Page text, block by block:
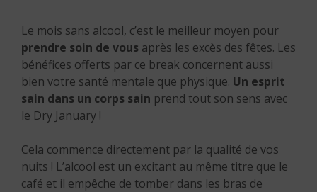
Le mois sans alcool, c’est le meilleur moyen pour
prendre soin de vous après les excès des fêtes. Les
bénéfices offerts par ce break concernent aussi
bien votre santé mentale que physique. Un esprit
sain dans un corps sain prend tout son sens avec
le Dry January !
Cela commence directement par la qualité de vos
nuits ! L’alcool est un excitant au même titre que le
café et il empêche de tomber dans les bras de